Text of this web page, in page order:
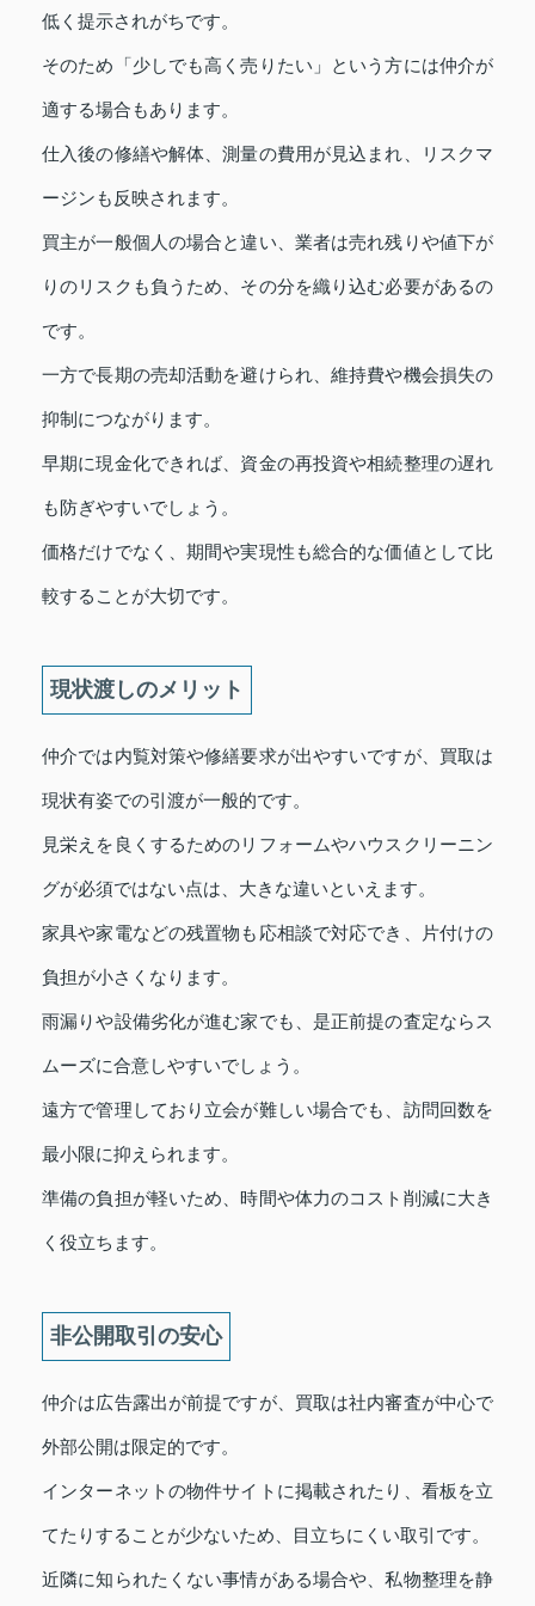
低く提示されがちです。
そのため「少しでも高く売りたい」という方には仲介が
適する場合もあります。
仕入後の修繕や解体、測量の費用が見込まれ、リスクマ
ージンも反映されます。
買主が一般個人の場合と違い、業者は売れ残りや値下が
りのリスクも負うため、その分を織り込む必要があるの
です。
一方で長期の売却活動を避けられ、維持費や機会損失の
抑制につながります。
早期に現金化できれば、資金の再投資や相続整理の遅れ
も防ぎやすいでしょう。
価格だけでなく、期間や実現性も総合的な価値として比
較することが大切です。
現状渡しのメリット
仲介では内覧対策や修繕要求が出やすいですが、買取は
現状有姿での引渡が一般的です。
見栄えを良くするためのリフォームやハウスクリーニン
グが必須ではない点は、大きな違いといえます。
家具や家電などの残置物も応相談で対応でき、片付けの
負担が小さくなります。
雨漏りや設備劣化が進む家でも、是正前提の査定ならス
ムーズに合意しやすいでしょう。
遠方で管理しており立会が難しい場合でも、訪問回数を
最小限に抑えられます。
準備の負担が軽いため、時間や体力のコスト削減に大き
く役立ちます。
非公開取引の安心
仲介は広告露出が前提ですが、買取は社内審査が中心で
外部公開は限定的です。
インターネットの物件サイトに掲載されたり、看板を立
てたりすることが少ないため、目立ちにくい取引です。
近隣に知られたくない事情がある場合や、私物整理を静